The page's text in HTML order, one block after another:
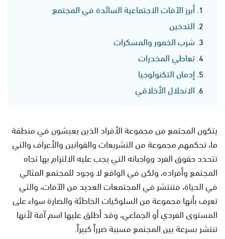
أبرز الآفات الاجتماعية السائدة في المجتمع
التدخين
شرب الخمور والمسكرات
تعاطي المخدرات
إدمان التكنولوجيا
الانحلال الأخلاقي
يتكون المجتمع من مجموعة الأفراد الذين يعيشون في منطقة
ما، تحكمهم مجموعة من التشريعات والقوانين والأعراف والتي
تتحدد حقوق الفرد وواجباته التي يجب عليه الالتزام بها تجاه
المجتمع وأفراده، ولكن في الواقع لا وجود للمجتمع المثالي
في الحياة، فتنتشر في المجتمعات العديد من الآفات، والتي
تعرف بأنها مجموعة من السلوكيات الخاطئة والضارة سواء على
المستوى الفردي أو الجماعي، وقد أطلق عليها اسم آفة لأنها
تنتشر بسرعة بين المجتمع مسببة ضرراً كبيراً.